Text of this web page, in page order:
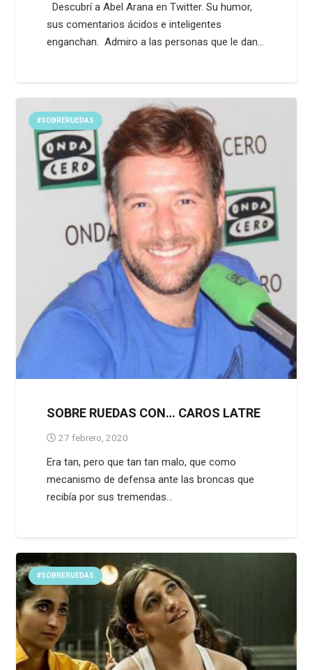
Descubrí a Abel Arana en Twitter. Su humor,
sus comentarios ácidos e inteligentes
enganchan. Admiro a las personas que le dan…
#SOBRERUEDAS
SOBRE RUEDAS CON… CAROS LATRE
27 febrero, 2020
Era tan, pero que tan tan malo, que como
mecanismo de defensa ante las broncas que
recibía por sus tremendas…
#SOBRERUEDAS